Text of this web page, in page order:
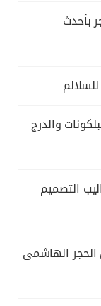
بأحدث
والدرج
اساليب التصميم
الهاشمى